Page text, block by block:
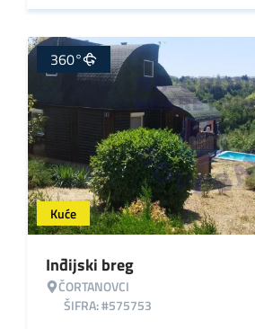
Kuće
360°
Inđijski breg
ČORTANOVCI
ŠIFRA: #575753